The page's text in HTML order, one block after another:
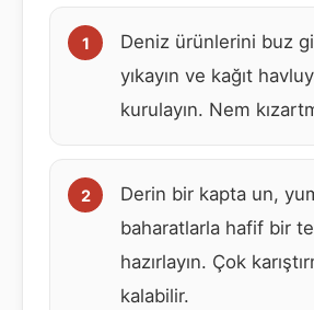
Deniz ürünlerini buz
yıkayın ve kağıt
kurulayın. Nem
Derin bir kapta un,
baharatlarla hafif bir
hazırlayın. Çok
kalabilir.